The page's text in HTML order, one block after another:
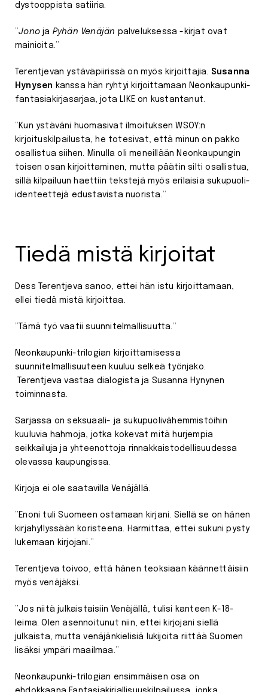
dystooppista satiiria.
”Jono ja Pyhän Venäjän palveluksessa -kirjat ovat
mainioita.”
Terentjevan ystäväpiirissä on myös kirjoittajia. Susanna
Hynysen kanssa hän ryhtyi kirjoittamaan Neonkaupunki-
fantasiakirjasarjaa, jota LIKE on kustantanut.
”Kun ystäväni huomasivat ilmoituksen WSOY:n
kirjoituskilpailusta, he totesivat, että minun on pakko
osallistua siihen. Minulla oli meneillään Neonkaupungin
toisen osan kirjoittaminen, mutta päätin silti osallistua,
sillä kilpailuun haettiin tekstejä myös erilaisia sukupuoli-
identeettejä edustavista nuorista.”
Tiedä mistä kirjoitat
Dess Terentjeva sanoo, ettei hän istu kirjoittamaan,
ellei tiedä mistä kirjoittaa.
”Tämä työ vaatii suunnitelmallisuutta.”
Neonkaupunki-trilogian kirjoittamisessa
suunnitelmallisuuteen kuuluu selkeä työnjako.
Terentjeva vastaa dialogista ja Susanna Hynynen
toiminnasta.
Sarjassa on seksuaali- ja sukupuolivähemmistöihin
kuuluvia hahmoja, jotka kokevat mitä hurjempia
seikkailuja ja yhteenottoja rinnakkaistodellisuudessa
olevassa kaupungissa.
Kirjoja ei ole saatavilla Venäjällä.
”Enoni tuli Suomeen ostamaan kirjani. Siellä se on hänen
kirjahyllyssään koristeena. Harmittaa, ettei sukuni pysty
lukemaan kirjojani.”
Terentjeva toivoo, että hänen teoksiaan käännettäisiin
myös venäjäksi.
”Jos niitä julkaistaisiin Venäjällä, tulisi kanteen K-18-
leima. Olen asennoitunut niin, ettei kirjojani siellä
julkaista, mutta venäjänkielisiä lukijoita riittää Suomen
lisäksi ympäri maailmaa.”
Neonkaupunki-trilogian ensimmäisen osa on